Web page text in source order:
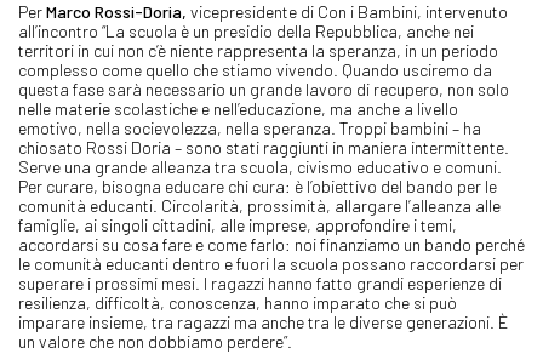
PerMarco Rossi-Doria, vicepresidente di Con i Bambini, intervenuto
all’incontro “La scuola è un presidio della Repubblica, anche nei
territori in cui non c’è niente rappresenta la speranza, in un periodo
complesso come quello che stiamo vivendo. Quando usciremo da
questa fase sarà necessario un grande lavoro di recupero, non solo
nelle materie scolastiche e nell’educazione, ma anche a livello
emotivo, nella socievolezza, nella speranza. Troppi bambini – ha
chiosato Rossi Doria – sono stati raggiunti in maniera intermittente.
Serve una grande alleanza tra scuola, civismo educativo e comuni.
Per curare, bisogna educare chi cura: è l’obiettivo del bando per le
comunità educanti. Circolarità, prossimità, allargare l’alleanza alle
famiglie, ai singoli cittadini, alle imprese, approfondire i temi,
accordarsi su cosa fare e come farlo: noi finanziamo un bando perché
le comunità educanti dentro e fuori la scuola possano raccordarsi per
superare i prossimi mesi. I ragazzi hanno fatto grandi esperienze di
resilienza, difficoltà, conoscenza, hanno imparato che si può
imparare insieme, tra ragazzi ma anche tra le diverse generazioni. È
un valore che non dobbiamo perdere”.